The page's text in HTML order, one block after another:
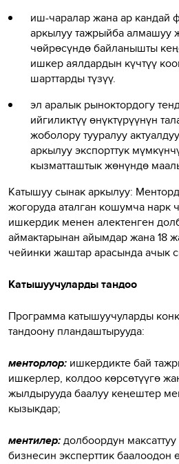
иш-чаралар жана ар кандай
аркылуу тажрыйба алмашуу
чөйрөсүндө байланышты
ишкер аялдардын күчтүү
шарттарды түзүү.
эл аралык рыноктордогу
ийгиликтүү өнүктүрүүнүн
жоболору тууралуу
аркылуу экспорттук
кызматташтык жөнүндө
Катышуу сынак аркылуу:
жогоруда аталган кошумча
ишкердик менен алектенген
аймактарынан айымдар жана 18
чейинки жаштар арасында ачык
Катышуучуларды тандоо
Программа катышуучуларды
тандоону пландаштырууда:
менторлор: ишкердикте бай
ишкерлер, колдоо көрсөтүүгө
жылдырууда баалуу кеңештер
кызыкдар;
ментилер:долбоордун
бизнесин эксперттик баалоодон